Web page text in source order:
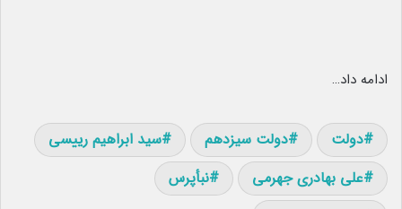
ادامه داد…
دولت دولت سیزدهم
سید ابراهیم رییسی
علی بهادری جهرمی
نبأپرس